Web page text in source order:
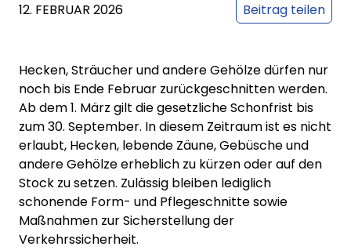
12. FEBRUAR 2026 Beitrag teilen
Hecken, Sträucher und andere Gehölze dürfen nur
noch bis Ende Februar zurückgeschnitten werden.
Ab dem 1. März gilt die gesetzliche Schonfrist bis
zum 30. September. In diesem Zeitraum ist es nicht
erlaubt, Hecken, lebende Zäune, Gebüsche und
andere Gehölze erheblich zu kürzen oder auf den
Stock zu setzen. Zulässig bleiben lediglich
schonende Form- und Pflegeschnitte sowie
Maßnahmen zur Sicherstellung der
Verkehrssicherheit.